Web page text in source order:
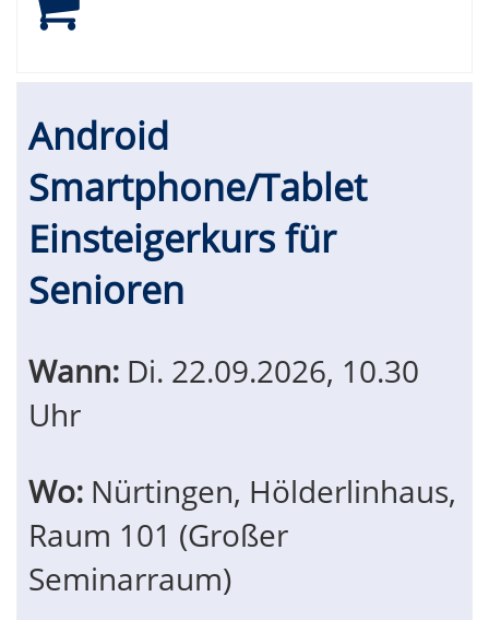
Android
Smartphone/Tablet
Einsteigerkurs für
Senioren
Wann: Di. 22.09.2026, 10.30
Uhr
Wo: Nürtingen, Hölderlinhaus,
Raum 101 (Großer
Seminarraum)